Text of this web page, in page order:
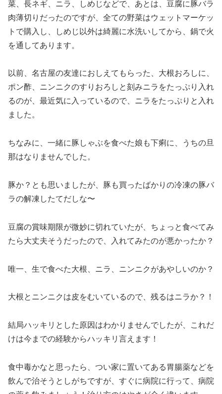
菜、長ネギ、ニラ、しめじなどで、あとは、豆腐に豚バラ
肉薄切りだったのですが、全ての野菜はウェットマーケッ
トで購入し、しめじ以外は綺麗に水洗いしてから、鍋で火
を通してあります。
以前、名古屋の友達におしえてもらった、大根おろしに、
ポン酢、ニンニクのすりおろしと刻みニラをたっぷり入れ
るのが、最近気に入っているので、ニラをたっぷりと入れ
ました。
ちなみに、一緒に豚しゃぶを食べた娘も下痢に、うちの旦
那はなりませんでした。
豚か？とも思いましたが、豚も買ったばかりの冷凍の豚バ
ラの解凍したてだしな〜
豆腐の賞味期限が微妙に切れていたが、ちょっと食べてみ
たら大丈夫そうだったので、入れてみたのが悪かったか？
唯一、生で食べた大根、ニラ、ニンニクがあやしいのか？
大根とニンニクは皮をむいているので、残るはニラか？！
結局ハッキリとした原因はわかりませんでしたが、これだ
けは今までの経験からハッキリ言えます！
食中毒かなと思ったら、つい家に置いてある胃腸薬などを
飲んで治そうとしがちですが、すぐに病院に行って、病院